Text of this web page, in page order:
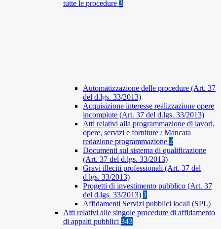
tutte le procedure 3
Automatizzazione delle procedure (Art. 37
del d.lgs. 33/2013)
Acquisizione interesse realizzazione opere
incompiute (Art. 37 del d.lgs. 33/2013)
Atti relativi alla programmazione di lavori,
opere, servizi e forniture / Mancata
redazione programmazione 2
Documenti sul sistema di qualificazione
(Art. 37 del d.lgs. 33/2013)
Gravi illeciti professionali (Art. 37 del
d.lgs. 33/2013)
Progetti di investimento pubblico (Art. 37
del d.lgs. 33/2013) 1
Affidamenti Servizi pubblici locali (SPL)
Atti relativi alle singole procedure di affidamento
di appalti pubblici 343